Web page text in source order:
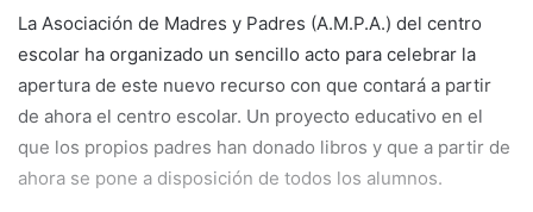
La Asociación de Madres y Padres (A.M.P.A.) del centro
escolar ha organizado un sencillo acto para celebrar la
apertura de este nuevo recurso con que contará a partir
de ahora el centro escolar. Un proyecto educativo en el
que los propios padres han donado libros y que a partir de
ahora se pone a disposición de todos los alumnos.